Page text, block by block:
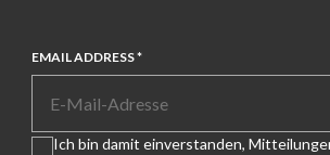
EMAIL ADDRESS *
Ich bin damit einverstanden,